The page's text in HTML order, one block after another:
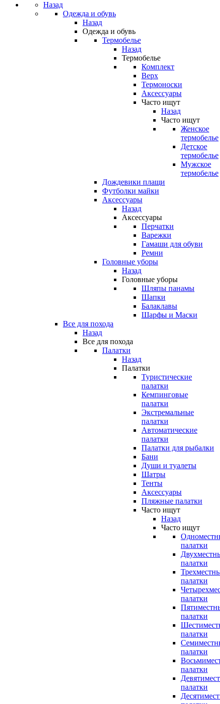
Назад
Одежда и обувь
Назад
Одежда и обувь
Термобелье
Назад
Термобелье
Комплект
Верх
Термоноски
Аксессуары
Часто ищут
Назад
Часто ищут
Женское
термобелье
Детское
термобелье
Мужское
термобелье
Дождевики плащи
Футболки майки
Аксессуары
Назад
Аксессуары
Перчатки
Варежки
Гамаши для обуви
Ремни
Головные уборы
Назад
Головные уборы
Шляпы панамы
Шапки
Балаклавы
Шарфы и Маски
Все для похода
Назад
Все для похода
Палатки
Назад
Палатки
Туристические
палатки
Кемпинговые
палатки
Экстремальные
палатки
Автоматические
палатки
Палатки для рыбалки
Бани
Души и туалеты
Шатры
Тенты
Аксессуары
Пляжные палатки
Часто ищут
Назад
Часто ищут
палатки
палатки
палатки
палатки
палатки
палатки
палатки
палатки
палатки